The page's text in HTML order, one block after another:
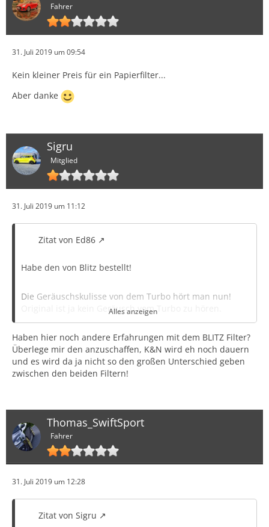
Fahrer
31. Juli 2019 um 09:54
Kein kleiner Preis für ein Papierfilter...
Aber danke
Sigru
Mitglied
31. Juli 2019 um 11:12
Zitat von Ed86
Habe den von Blitz bestellt!
Die Geräuschskulisse von dem Turbo hört man nun!
Original ist ja kein Geräusch vom Turbo zu hören.
Kann leider nicht sagen wie gut man es mit org Auspuff
hört da ich die komplette Bastuck-Anlage drunter habe.
Habe aber auch meine Rohrleitung zur Ansaugung vom
Radhaus die Luft an, da bekommt er schön kalte Luft
und man kann besser zuhören was da vorne passiert
Die Ansaugtemperaturen unter Last (Vollgas) bei 37 °C
Außentemperatur:
Alles anzeigen
Haben hier noch andere Erfahrungen mit dem BLITZ Filter?
Überlege mir den anzuschaffen, K&N wird eh noch dauern
und es wird da ja nicht so den großen Unterschied geben
zwischen den beiden Filtern!
Thomas_SwiftSport
Fahrer
31. Juli 2019 um 12:28
Zitat von Sigru